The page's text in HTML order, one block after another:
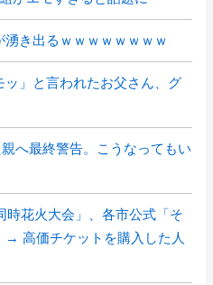
き出るｗｗｗｗｗｗｗｗ
ッ」と言われたお父さん、グ
へ最終警告。こうなってもい
時花火大会」、各市公式「そ
→ 高価チケットを購入した人